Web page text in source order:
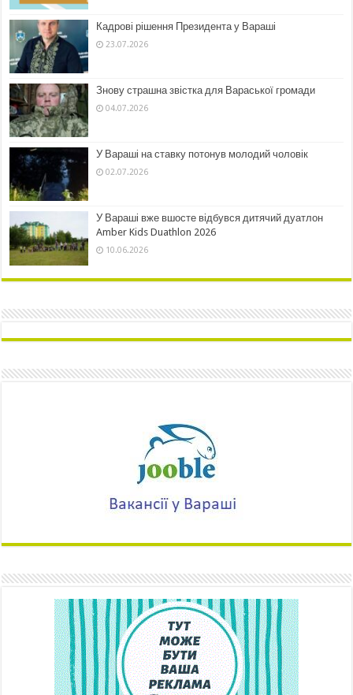
Кадрові рішення Президента у Вараші
23.07.2026
Знову страшна звістка для Вараської громади
04.07.2026
У Вараші на ставку потонув молодий чоловік
02.07.2026
У Вараші вже вшосте відбувся дитячий дуатлон
Amber Kids Duathlon 2026
10.06.2026